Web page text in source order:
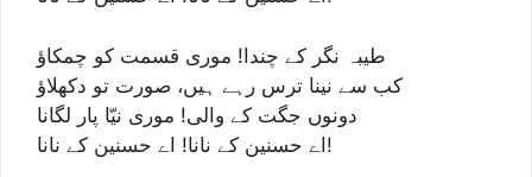
طیبہ نگر کے چندا! موری قسمت کو چمکاؤ
کب سے نینا ترس رہے ہیں، صورت تو دکھلاؤ
دونوں جگت کے والی! موری نیّا پار لگانا
اے حسنین کے نانا! اے حسنین کے نانا!